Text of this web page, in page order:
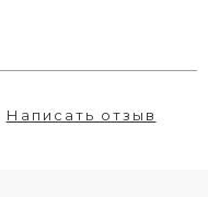
Написать отзыв